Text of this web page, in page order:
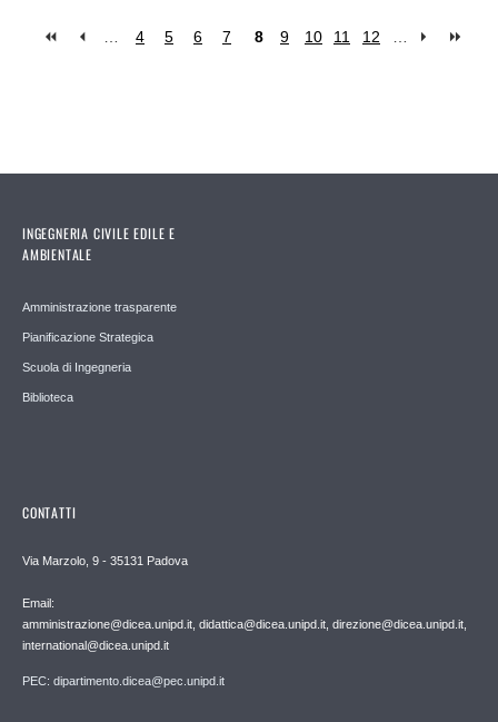
4 5 6 7 8 9 10 11 12
INGEGNERIA CIVILE EDILE E
AMBIENTALE
Amministrazione trasparente
Pianificazione Strategica
Scuola di Ingegneria
Biblioteca
CONTATTI
Via Marzolo, 9 - 35131 Padova
Email:
amministrazione@dicea.unipd.it, didattica@dicea.unipd.it, direzione@dicea.unipd.it,
international@dicea.unipd.it
PEC: dipartimento.dicea@pec.unipd.it